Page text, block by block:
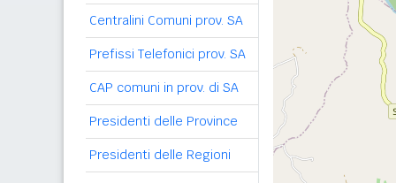
Centralini Comuni prov. SA
Prefissi Telefonici prov. SA
CAP comuni in prov. di SA
Presidenti delle Province
Presidenti delle Regioni